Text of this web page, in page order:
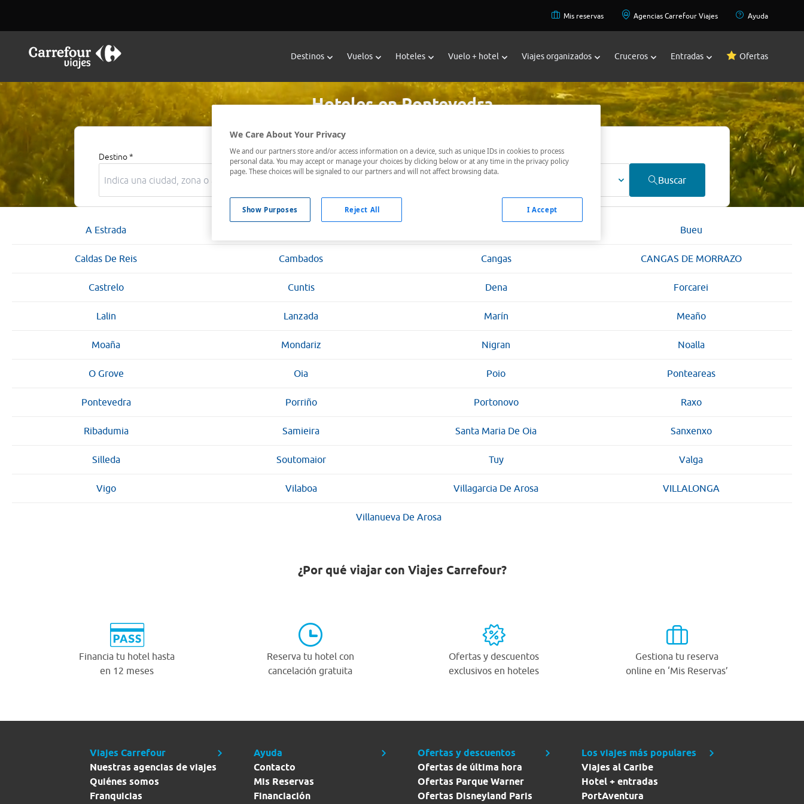
Mis reservas Agencias Carrefour Viajes Ayuda
Destinos Vuelos Hoteles Vuelo + hotel Viajes organizados Cruceros Entradas Ofertas
Hoteles en Pontevedra
Destino * Fechas * Ocupación *
Buscar
A Estrada Bueu
Caldas De Reis Cambados Cangas CANGAS DE MORRAZO
Castrelo Cuntis Dena Forcarei
Lalin Lanzada Marín Meaño
Moaña Mondariz Nigran Noalla
O Grove Oia Poio Ponteareas
Pontevedra Porriño Portonovo Raxo
Ribadumia Samieira Santa Maria De Oia Sanxenxo
Silleda Soutomaior Tuy Valga
Vigo Vilaboa Villagarcia De Arosa VILLALONGA
Villanueva De Arosa
¿Por qué viajar con Viajes Carrefour?
Financia tu hotel hasta
en 12 meses
Reserva tu hotel con
cancelación gratuita
Ofertas y descuentos
exclusivos en hoteles
Gestiona tu reserva
online en ‘Mis Reservas’
Viajes Carrefour
Nuestras agencias de viajes
Quiénes somos
Franquicias
Ayuda
Contacto
Mis Reservas
Financiación
Ofertas y descuentos
Ofertas de última hora
Ofertas Parque Warner
Ofertas Disneyland Paris
Los viajes más populares
Viajes al Caribe
Hotel + entradas
PortAventura
We Care About Your Privacy
We and our partners store and/or access information on a device, such as unique IDs in cookies to process
personal data. You may accept or manage your choices by clicking below or at any time in the privacy policy
page. These choices will be signaled to our partners and will not affect browsing data.
Show Purposes Reject All I Accept